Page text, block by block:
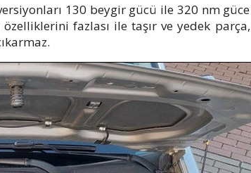
130 beygir gücü ile 320 nm güce
fazlası ile taşır ve yedek parça,